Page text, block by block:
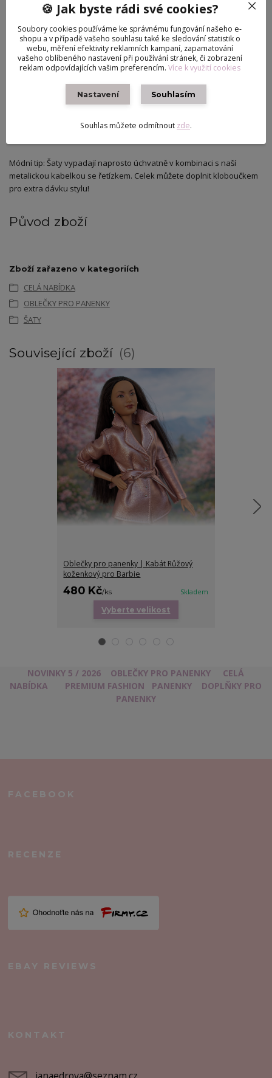
​Designové detaily: * V pasu je všitý ozdobný pásek s perleťovými
​Rafinovaný rozparek na přední straně sukně dodává šatům šmrnc a
umožňuje panence volný pohyb při focení i hře.
​Snadné oblékání: Pro maximální pohodlí je na zadní straně šatů
​Módní tip: Šaty vypadají naprosto úchvatně v kombinaci s naší
metalickou kabelkou se řetízkem. Celek můžete doplnit kloboučkem
pro extra dávku stylu!
Původ zboží
Zboží zařazeno v kategoriích
CELÁ NABÍDKA
OBLEČKY PRO PANENKY
ŠATY
Související zboží 6
Oblečky pro panenky | Kabát Růžový
koženkový pro Barbie
480 Kč/ks Skladem
Vyberte velikost
NOVINKY 5 / 2026 OBLEČKY PRO PANENKY
CELÁ
NABÍDKA
PREMIUM FASHION PANENKY
DOPLŇKY PRO
PANENKY
FACEBOOK
RECENZE
EBAY REVIEWS
KONTAKT
🍪 Jak byste rádi své cookies?
Soubory cookies používáme ke správnému fungování našeho e-
shopu a v případě vašeho souhlasu také ke sledování statistik o
webu, měření efektivity reklamních kampaní, zapamatování
vašeho oblíbeného nastavení při používání stránek, či zobrazení
reklam odpovídajících vašim preferencím. Více k využití cookies
Nastavení Souhlasím
Souhlas můžete odmítnout zde.